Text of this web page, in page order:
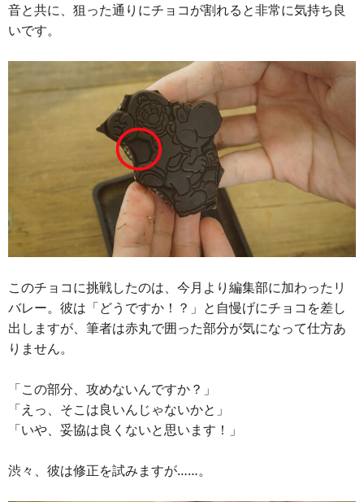
音と共に、狙った通りにチョコが割れると非常に気持ち良
いです。
このチョコに挑戦したのは、今月より編集部に加わったリ
バレー。彼は「どうですか！？」と自慢げにチョコを差し
出しますが、筆者は赤丸で囲った部分が気になって仕方あ
りません。
「この部分、攻めないんですか？」
「えっ、そこは良いんじゃないかと」
「いや、妥協は良くないと思います！」
渋々、彼は修正を試みますが……。